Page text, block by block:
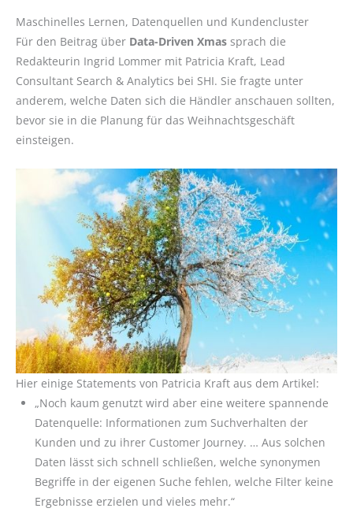
Maschinelles Lernen, Datenquellen und Kundencluster
Für den Beitrag über Data-Driven Xmas sprach die
Redakteurin Ingrid Lommer mit Patricia Kraft, Lead
Consultant Search & Analytics bei SHI. Sie fragte unter
anderem, welche Daten sich die Händler anschauen sollten,
bevor sie in die Planung für das Weihnachtsgeschäft
einsteigen.
Hier einige Statements von Patricia Kraft aus dem Artikel:
„Noch kaum genutzt wird aber eine weitere spannende
Datenquelle: Informationen zum Suchverhalten der
Kunden und zu ihrer Customer Journey. … Aus solchen
Daten lässt sich schnell schließen, welche synonymen
Begriffe in der eigenen Suche fehlen, welche Filter keine
Ergebnisse erzielen und vieles mehr.“